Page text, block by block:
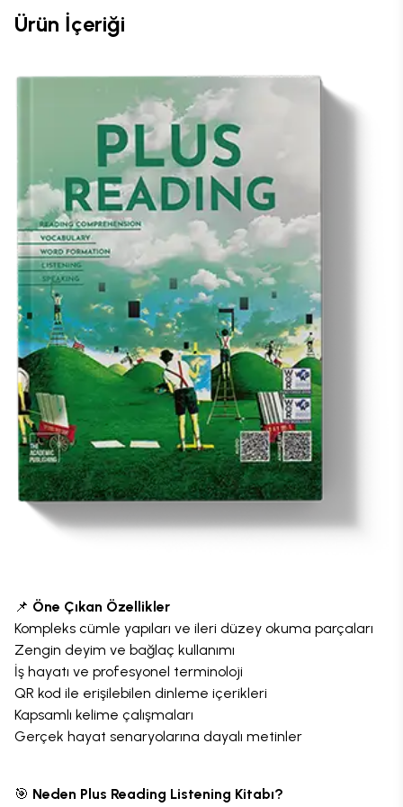
Ürün İçeriği
📌 Öne Çıkan Özellikler
Kompleks cümle yapıları ve ileri düzey okuma parçaları
Zengin deyim ve bağlaç kullanımı
İş hayatı ve profesyonel terminoloji
QR kod ile erişilebilen dinleme içerikleri
Kapsamlı kelime çalışmaları
Gerçek hayat senaryolarına dayalı metinler
🎯 Neden Plus Reading Listening Kitabı?